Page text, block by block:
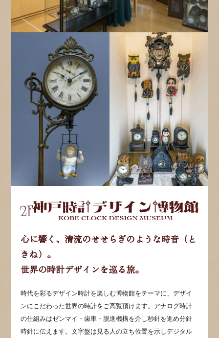
心に響く、清流のせせらぎのような時音（と
きね）。
世界の時計デザインを巡る旅。
時代を彩るデザイン時計を楽しむ博物館をテーマに、デザイ
ンにこだわった世界の時計をご高覧頂けます。アナログ時計
の仕組みはゼンマイ・歯車・脱進機構を介し秒針を進め分針
時針に伝えます。文字盤は見る人の立ち位置を示しデジタル